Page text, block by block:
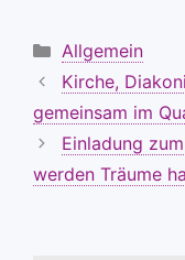
Kategorien
Allgemein
Kirche,
gemeinsam im
Einladung
werden Träume